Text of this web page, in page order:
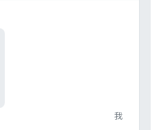
我